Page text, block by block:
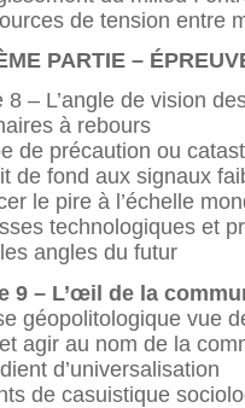
de tension entre
PARTIE –
8 – L’angle de vision
à rebours
de précaution ou
de fond aux signaux
le pire à l’échelle
technologiques et
angles du futur
9 – L’œil de la
géopolitologique vue
agir au nom de la
d’universalisation
de casuistique